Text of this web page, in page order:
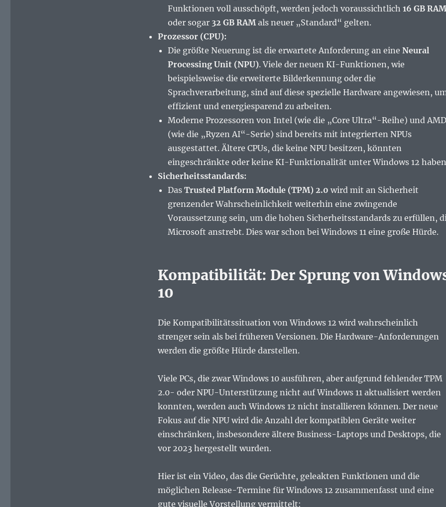
Funktionen voll ausschöpft, werden jedoch voraussichtlich 16 GB RAM
oder sogar 32 GB RAMals neuer „Standard“ gelten.
Prozessor (CPU):
Die größte Neuerung ist die erwartete Anforderung an eine Neural
Processing Unit (NPU). Viele der neuen KI-Funktionen, wie
beispielsweise die erweiterte Bilderkennung oder die
Sprachverarbeitung, sind auf diese spezielle Hardware angewiesen,
effizient und energiesparend zu arbeiten.
Moderne Prozessoren von Intel (wie die „Core Ultra“-Reihe) und AMD
(wie die „Ryzen AI“-Serie) sind bereits mit integrierten NPUs
ausgestattet. Ältere CPUs, die keine NPU besitzen, könnten
eingeschränkte oder keine KI-Funktionalität unter Windows 12
Sicherheitsstandards:
Das Trusted Platform Module (TPM) 2.0 wird mit an Sicherheit
grenzender Wahrscheinlichkeit weiterhin eine zwingende
Voraussetzung sein, um die hohen Sicherheitsstandards zu erfüllen,
Microsoft anstrebt. Dies war schon bei Windows 11 eine große Hürde.
Kompatibilität: Der Sprung von
10
Die Kompatibilitätssituation von Windows 12 wird wahrscheinlich
strenger sein als bei früheren Versionen. Die Hardware-Anforderungen
werden die größte Hürde darstellen.
Viele PCs, die zwar Windows 10 ausführen, aber aufgrund fehlender TPM
2.0- oder NPU-Unterstützung nicht auf Windows 11 aktualisiert werden
konnten, werden auch Windows 12 nicht installieren können. Der neue
Fokus auf die NPU wird die Anzahl der kompatiblen Geräte weiter
einschränken, insbesondere ältere Business-Laptops und Desktops, die
vor 2023 hergestellt wurden.
Hier ist ein Video, das die Gerüchte, geleakten Funktionen und die
möglichen Release-Termine für Windows 12 zusammenfasst und eine
gute visuelle Vorstellung vermittelt: